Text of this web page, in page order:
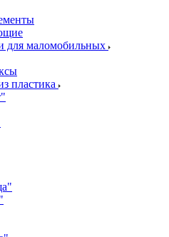
для маломобильных
пластика